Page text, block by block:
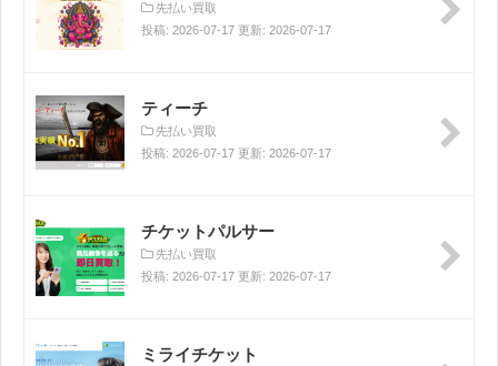
先払い買取
投稿: 2026-07-17 更新: 2026-07-17
ティーチ
先払い買取
投稿: 2026-07-17 更新: 2026-07-17
チケットパルサー
先払い買取
投稿: 2026-07-17 更新: 2026-07-17
ミライチケット